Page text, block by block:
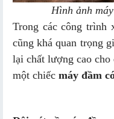
Hình ảnh
Trong các công trình
cũng khá quan trọng
lại chất lượng cao
một chiếc máy đầm